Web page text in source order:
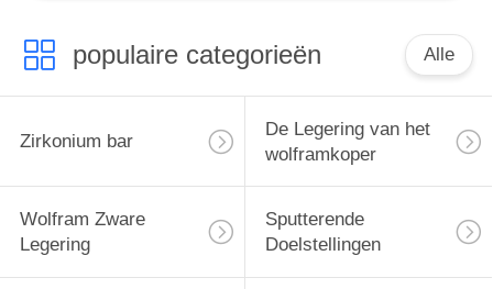
Molybdeenproducten
103
populaire categorieën Alle
Zirkonium bar
De Legering van het
wolframkoper
Wolfram Zware
Legering
Sputterende
Doelstellingen